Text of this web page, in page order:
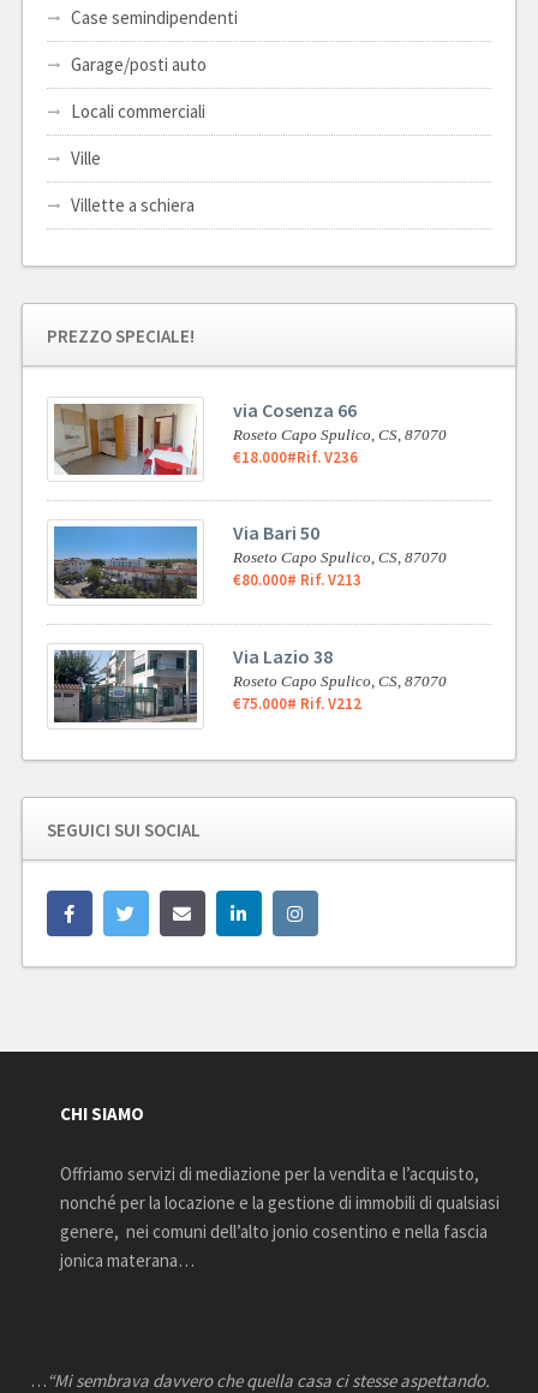
Case semindipendenti
Garage/posti auto
Locali commerciali
Ville
Villette a schiera
PREZZO SPECIALE!
via Cosenza 66
Roseto Capo Spulico,CS,87070
€18.000#Rif. V236
Via Bari 50
Roseto Capo Spulico,CS,87070
€80.000# Rif. V213
Via Lazio 38
Roseto Capo Spulico,CS,87070
€75.000# Rif. V212
SEGUICI SUI SOCIAL
CHI SIAMO
Offriamo servizi di mediazione per la vendita e l’acquisto,
nonché per la locazione e la gestione di immobili di qualsiasi
genere, nei comuni dell’alto jonio cosentino e nella fascia
jonica materana…
…“Mi sembrava davvero che quella casa ci stesse aspettando.